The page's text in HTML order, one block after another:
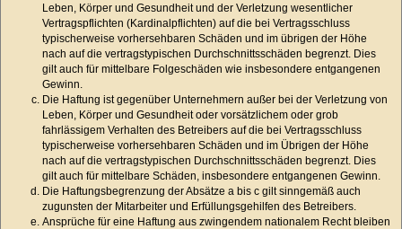
Leben, Körper und Gesundheit und der Verletzung wesentlicher
Vertragspflichten (Kardinalpflichten) auf die bei Vertragsschluss
typischerweise vorhersehbaren Schäden und im übrigen der Höhe
nach auf die vertragstypischen Durchschnittsschäden begrenzt. Dies
gilt auch für mittelbare Folgeschäden wie insbesondere entgangenen
Gewinn.
Die Haftung ist gegenüber Unternehmern außer bei der Verletzung von
Leben, Körper und Gesundheit oder vorsätzlichem oder grob
fahrlässigem Verhalten des Betreibers auf die bei Vertragsschluss
typischerweise vorhersehbaren Schäden und im Übrigen der Höhe
nach auf die vertragstypischen Durchschnittsschäden begrenzt. Dies
gilt auch für mittelbare Schäden, insbesondere entgangenen Gewinn.
Die Haftungsbegrenzung der Absätze a bis c gilt sinngemäß auch
zugunsten der Mitarbeiter und Erfüllungsgehilfen des Betreibers.
Ansprüche für eine Haftung aus zwingendem nationalem Recht bleiben